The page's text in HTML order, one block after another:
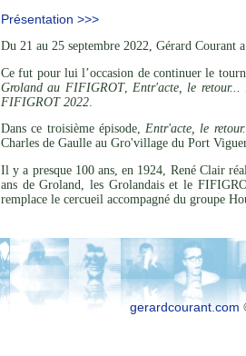
Présentation >>>
Du 21 au 25 septembre 2022, Gérard
Ce fut pour lui l’occasion de continuer le
Groland au FIFIGROT, Entr'acte, le retour...
FIFIGROT 2022
Dans ce troisième épisode,Entr'acte, le
Charles de Gaulle au Gro'village du Port
Il y a presque 100 ans, en 1924, René Clair
ans de Groland, les Grolandais et le
remplace le cercueil accompagné du groupe
gerardcourant.com